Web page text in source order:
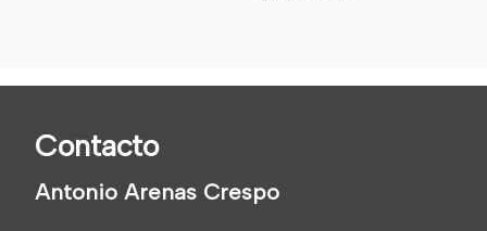
Contacto
Antonio Arenas Crespo